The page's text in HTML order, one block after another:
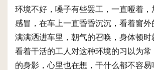
环境不好，嗓子有些罢工，一直哑着
感冒，在车上一直昏昏沉沉，看着窗
满满洒进车里，朝气的召唤，身体顿时
看着干活的工人对这种环境的习以为常
的身影，心里也在想，干什么都不容易